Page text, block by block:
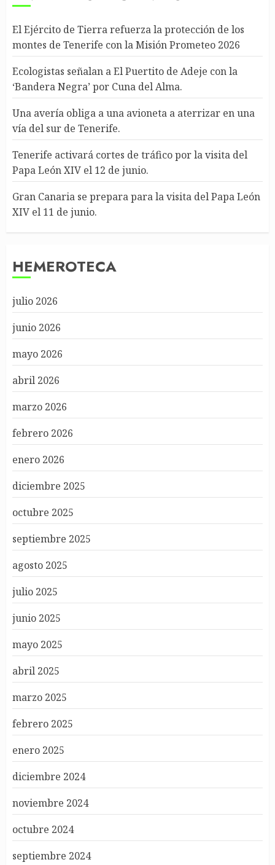
El Ejército de Tierra refuerza la protección de los
montes de Tenerife con la Misión Prometeo 2026
Ecologistas señalan a El Puertito de Adeje con la
‘Bandera Negra’ por Cuna del Alma.
Una avería obliga a una avioneta a aterrizar en una
vía del sur de Tenerife.
Tenerife activará cortes de tráfico por la visita del
Papa León XIV el 12 de junio.
Gran Canaria se prepara para la visita del Papa León
XIV el 11 de junio.
HEMEROTECA
julio 2026
junio 2026
mayo 2026
abril 2026
marzo 2026
febrero 2026
enero 2026
diciembre 2025
octubre 2025
septiembre 2025
agosto 2025
julio 2025
junio 2025
mayo 2025
abril 2025
marzo 2025
febrero 2025
enero 2025
diciembre 2024
noviembre 2024
octubre 2024
septiembre 2024